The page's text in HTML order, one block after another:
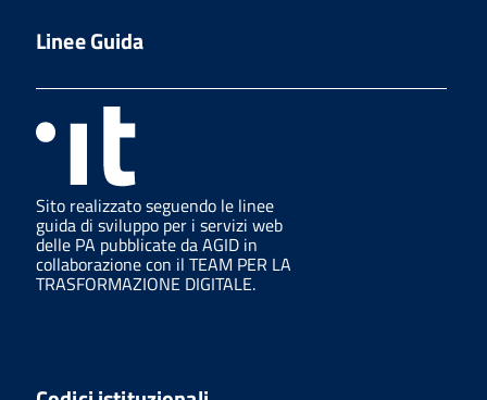
Linee Guida
Sito realizzato seguendo le linee
guida di sviluppo per i servizi web
delle PA pubblicate da AGID in
collaborazione con il TEAM PER LA
TRASFORMAZIONE DIGITALE.